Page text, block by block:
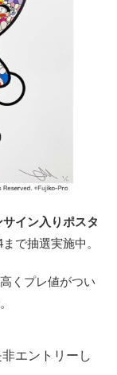
イン入りポスタ
まで抽選実施中。
くプレ値がつい
エントリーし